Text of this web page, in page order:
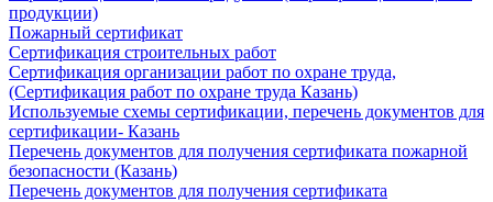
продукции)
Пожарный сертификат
Сертификация строительных работ
Сертификация организации работ по охране труда,
(Сертификация работ по охране труда Казань)
Используемые схемы сертификации, перечень документов для
сертификации- Казань
Перечень документов для получения сертификата пожарной
безопасности (Казань)
Перечень документов для получения сертификата